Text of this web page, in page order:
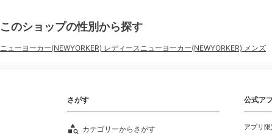
このショップの性別から探す
ニューヨーカー(NEWYORKER) レディースニューヨーカー(NEWYORKER) メンズ
さがす
カテゴリーからさがす
公式ア
アプリ